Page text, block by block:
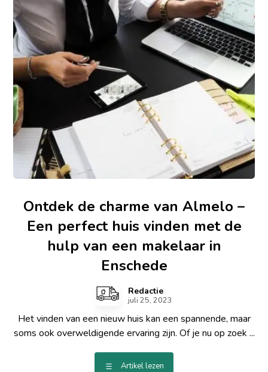
Ontdek de charme van Almelo –
Een perfect huis vinden met de
hulp van een makelaar in
Enschede
Redactie
juli 25, 2023
Het vinden van een nieuw huis kan een spannende, maar
soms ook overweldigende ervaring zijn. Of je nu op zoek ...
Artikel lezen